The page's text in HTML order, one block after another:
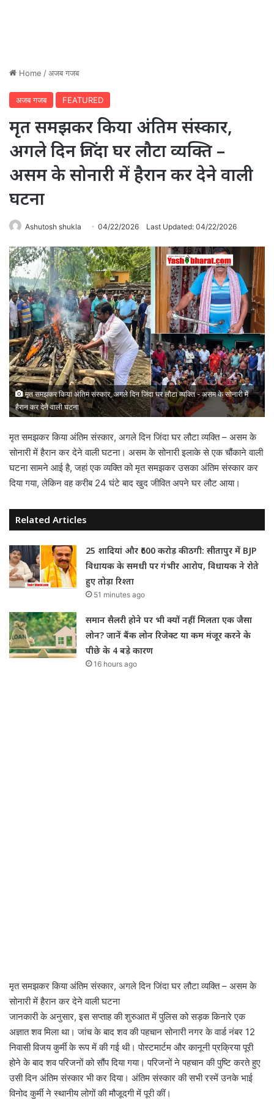
Home /अजब गजब
अजब गजब FEATURED
मृत समझकर किया अंतिम संस्कार,
अगले दिन जिंदा घर लौटा व्यक्ति –
असम के सोनारी में हैरान कर देने वाली
घटना
Ashutosh shukla 04/22/2026 Last Updated: 04/22/2026
मृत समझकर किया अंतिम संस्कार, अगले दिन जिंदा घर लौटा व्यक्ति - असम के सोनारी में
हैरान कर देने वाली घटना
मृत समझकर किया अंतिम संस्कार, अगले दिन जिंदा घर लौटा व्यक्ति – असम के
सोनारी में हैरान कर देने वाली घटना। असम के सोनारी इलाके से एक चौंकाने वाली
घटना सामने आई है, जहां एक व्यक्ति को मृत समझकर उसका अंतिम संस्कार कर
दिया गया, लेकिन वह करीब 24 घंटे बाद खुद जीवित अपने घर लौट आया।
Related Articles
25 शादियां और ₹600 करोड़ की ठगी: सीतापुर में BJP
विधायक के समधी पर गंभीर आरोप, विधायक ने रोते
हुए तोड़ा रिश्ता
51 minutes ago
समान सैलरी होने पर भी क्यों नहीं मिलता एक जैसा
लोन? जानें बैंक लोन रिजेक्ट या कम मंजूर करने के
पीछे के 4 बड़े कारण
16 hours ago
मृत समझकर किया अंतिम संस्कार, अगले दिन जिंदा घर लौटा व्यक्ति – असम के
सोनारी में हैरान कर देने वाली घटना
जानकारी के अनुसार, इस सप्ताह की शुरुआत में पुलिस को सड़क किनारे एक
अज्ञात शव मिला था। जांच के बाद शव की पहचान सोनारी नगर के वार्ड नंबर 12
निवासी विजय कुर्मी के रूप में की गई थी। पोस्टमार्टम और कानूनी प्रक्रिया पूरी
होने के बाद शव परिजनों को सौंप दिया गया। परिजनों ने पहचान की पुष्टि करते हुए
उसी दिन अंतिम संस्कार भी कर दिया। अंतिम संस्कार की सभी रस्में उनके भाई
विनोद कुर्मी ने स्थानीय लोगों की मौजूदगी में पूरी कीं।